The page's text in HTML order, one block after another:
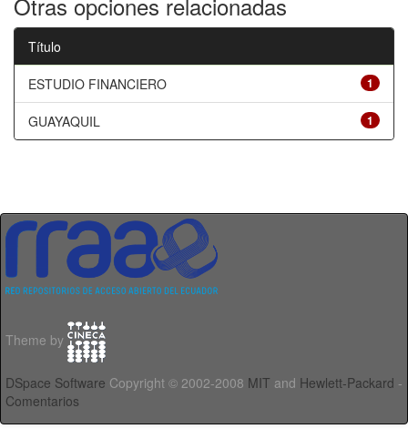
Título
1
ESTUDIO FINANCIERO
1
GUAYAQUIL
Theme by
DSpace Software Copyright © 2002-2008 MIT and Hewlett-Packard -
Comentarios